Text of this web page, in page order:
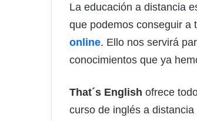
La educación a distancia
que podemos conseguir a
online. Ello nos servirá
conocimientos que ya
That´s English ofrece
curso de inglés a